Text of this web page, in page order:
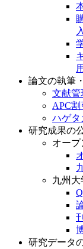
用
論文の執筆
文献管
APC割
ハゲタ
研究成果の
オープ
九州大
研究データ